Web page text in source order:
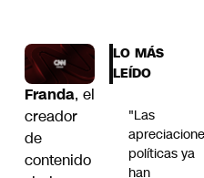
Franda, el
creador
de
contenido
LO MÁS
LEÍDO
"Las
políticas ya
han